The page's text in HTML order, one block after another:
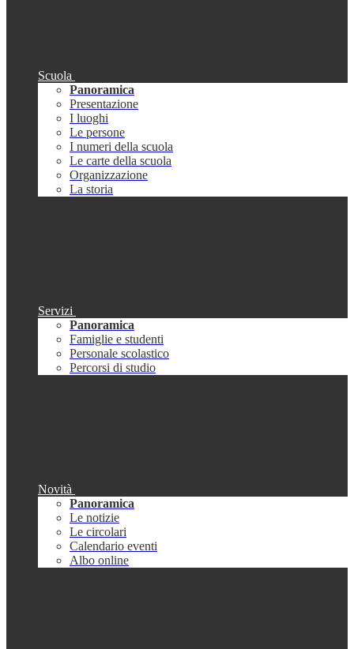
Scuola
Panoramica
Presentazione
I luoghi
Le persone
I numeri della scuola
Le carte della scuola
Organizzazione
La storia
Servizi
Panoramica
Famiglie e studenti
Personale scolastico
Percorsi di studio
Novità
Panoramica
Le notizie
Le circolari
Calendario eventi
Albo online